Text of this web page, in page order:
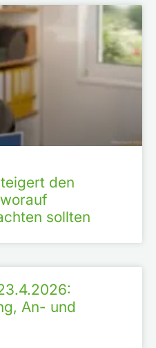
den
sollten
An- und